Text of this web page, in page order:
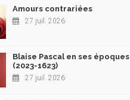
Amours contrariées
27 juil. 2026
Blaise Pascal en ses époques
(2023-1623)
27 juil. 2026